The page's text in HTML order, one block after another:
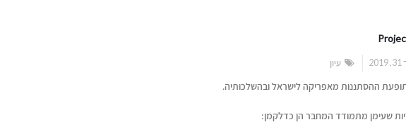
עיון
ההסתננות מאפריקה לישראל ובהשלכותיה.
שעימן מתמודד המחבר הן כדלקמן: